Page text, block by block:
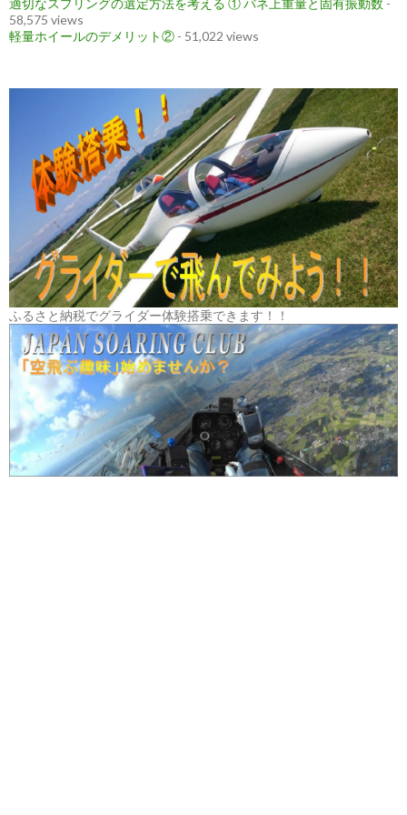
58,575 views
軽量ホイールのデメリット② - 51,022 views
ふるさと納税でグライダー体験搭乗できます！！